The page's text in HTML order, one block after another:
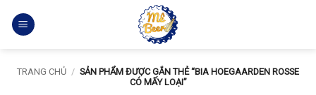
qua
TRANG CHỦ / SẢN PHẨM ĐƯỢC GẮN THẺ “BIA HOEGAARDEN ROSSE
CÓ MẤY LOẠI”